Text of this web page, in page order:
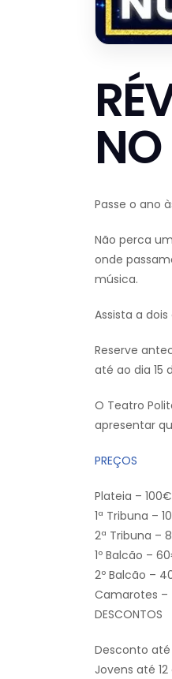
Passe o ano
Não perca um
onde
música.
Assista a
Reserve
até ao dia 15
O Teatro
apresentar
PREÇOS
Plateia – 100€
1ª Tribuna –
2ª Tribuna –
1º Balcão –
2º Balcão –
Camarotes –
DESCONTOS
Desconto
Jovens até 12